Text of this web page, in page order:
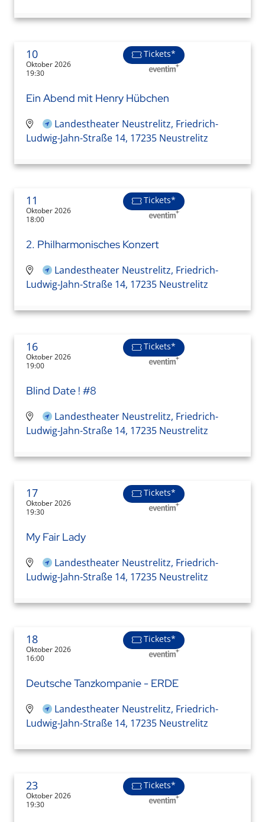
10
Oktober 2026
19:30
Tickets*
Ein Abend mit Henry Hübchen
Landestheater Neustrelitz, Friedrich-
Ludwig-Jahn-Straße 14, 17235 Neustrelitz
11
Oktober 2026
18:00
Tickets*
2. Philharmonisches Konzert
Landestheater Neustrelitz, Friedrich-
Ludwig-Jahn-Straße 14, 17235 Neustrelitz
16
Oktober 2026
19:00
Tickets*
Blind Date ! #8
Landestheater Neustrelitz, Friedrich-
Ludwig-Jahn-Straße 14, 17235 Neustrelitz
17
Oktober 2026
19:30
Tickets*
My Fair Lady
Landestheater Neustrelitz, Friedrich-
Ludwig-Jahn-Straße 14, 17235 Neustrelitz
18
Oktober 2026
16:00
Tickets*
Deutsche Tanzkompanie - ERDE
Landestheater Neustrelitz, Friedrich-
Ludwig-Jahn-Straße 14, 17235 Neustrelitz
23
Oktober 2026
19:30
Tickets*